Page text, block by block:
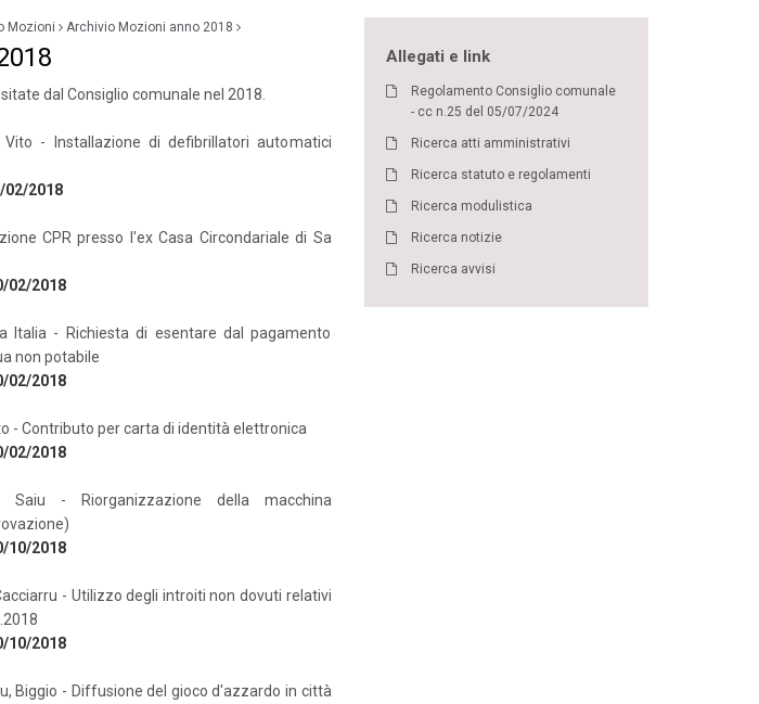
Mozioni Archivio Mozioni anno 2018
dal Consiglio comunale nel 2018.
- Installazione di defibrillatori automatici
02/2018
CPR presso l'ex Casa Circondariale di Sa
02/2018
Italia - Richiesta di esentare dal pagamento
non potabile
02/2018
- Contributo per carta di identità elettronica
02/2018
Saiu - Riorganizzazione della macchina
10/2018
- Utilizzo degli introiti non dovuti relativi
10/2018
Biggio - Diffusione del gioco d'azzardo in città
Allegati e link
Regolamento Consiglio comunale
- cc n.25 del 05/07/2024
Ricerca atti amministrativi
Ricerca statuto e regolamenti
Ricerca modulistica
Ricerca notizie
Ricerca avvisi